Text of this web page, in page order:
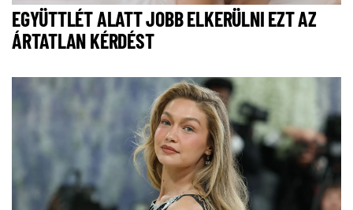
EGYÜTTLÉT ALATT JOBB ELKERÜLNI EZT AZ
ÁRTATLAN KÉRDÉST